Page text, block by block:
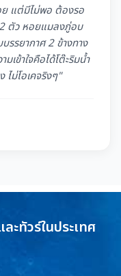
ย แต่มีไม่พอ ต้องรอ
ตัว หอยแมลงภู่อบ
รรยากาศ 2 ข้างทาง
เข้าใจคือได้โต๊ะริมน้ำ
ไม่โอเคจริงๆ"
ะทัวร์ในประเทศ